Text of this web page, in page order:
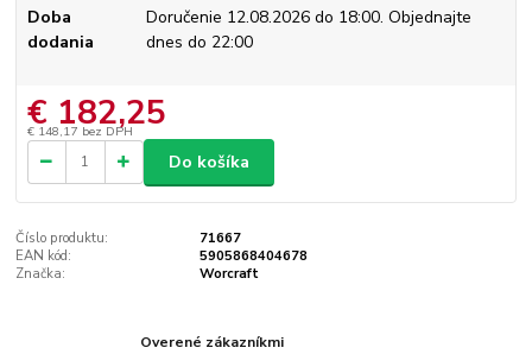
Doba
dodania
Doručenie 12.08.2026 do 18:00. Objednajte
dnes do 22:00
€ 182,25
€ 148,17 bez DPH
Do košíka
Číslo produktu:
71667
EAN kód:
5905868404678
Značka:
Worcraft
Overené zákazníkmi